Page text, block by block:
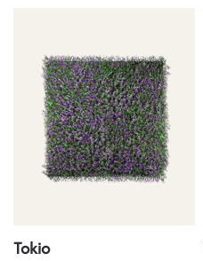
Tokio